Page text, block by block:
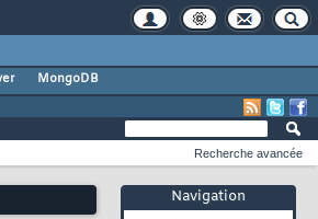
MongoDB
Navigation
Recherche avancée